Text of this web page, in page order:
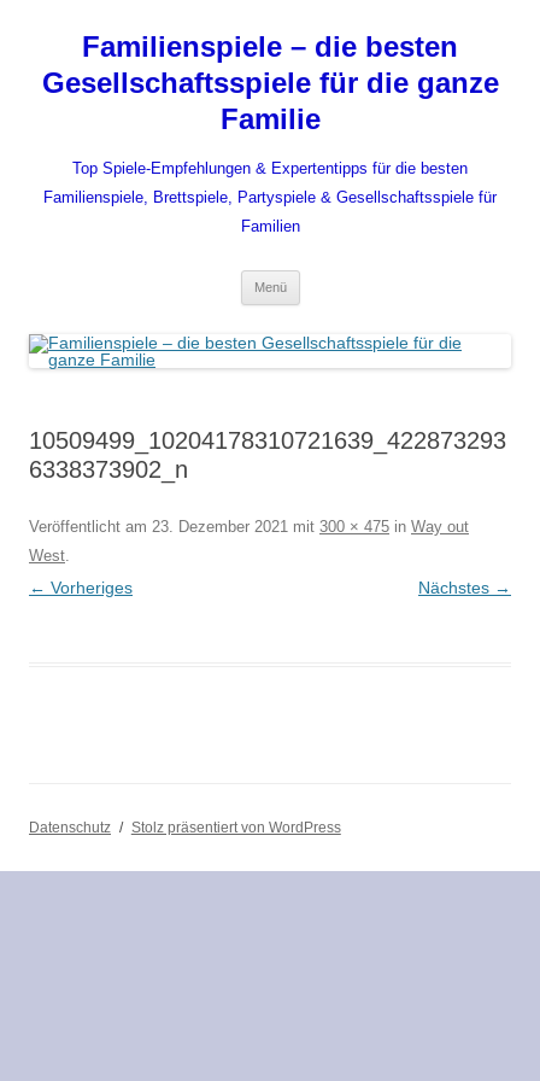
springenFamilienspiele – die besten
Gesellschaftsspiele für die ganze
Familie
Top Spiele-Empfehlungen & Expertentipps für die besten
Familienspiele, Brettspiele, Partyspiele & Gesellschaftsspiele für
Familien
Menü
10509499_10204178310721639_422873293
6338373902_n
Veröffentlicht am 23. Dezember 2021 mit 300 × 475 in Way out
West.
← Vorheriges Nächstes →
Datenschutz Stolz präsentiert von WordPress